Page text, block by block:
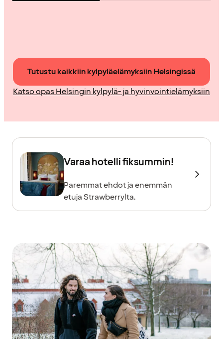
Tutustu kaikkiin kylpyläelämyksiin Helsingissä
Katso opas Helsingin kylpylä- ja hyvinvointielämyksiin
Varaa hotelli fiksummin!
Paremmat ehdot ja enemmän
etuja Strawberrylta.